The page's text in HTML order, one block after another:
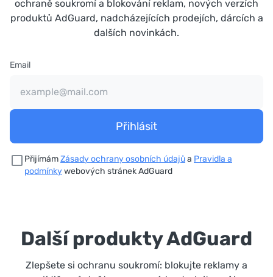
ochraně soukromí a blokování reklam, nových verzích
produktů AdGuard, nadcházejících prodejích, dárcích a
dalších novinkách.
Email
Přihlásit
PřijímámZásady ochrany osobních údajůa Pravidla a
podmínkywebových stránek AdGuard
Další produkty AdGuard
Zlepšete si ochranu soukromí: blokujte reklamy a